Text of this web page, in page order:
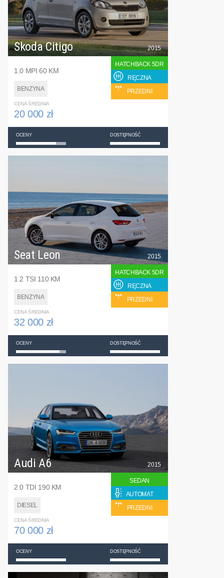
Skoda Citigo
1.0 MPI 60 KM
BENZYNA
2015
HATCHBACK 5DR
RĘCZNA
PRZEDNI
CENA ŚREDNIA
20 000 zł
OCENY DOSTĘPNOŚĆ
Seat Leon
1.2 TSI 110 KM
BENZYNA
2015
HATCHBACK 5DR
RĘCZNA
PRZEDNI
CENA ŚREDNIA
32 000 zł
OCENY DOSTĘPNOŚĆ
Audi A6
2.0 TDI 190 KM
DIESEL
2015
SEDAN
AUTOMAT
PRZEDNI
CENA ŚREDNIA
70 000 zł
OCENY DOSTĘPNOŚĆ